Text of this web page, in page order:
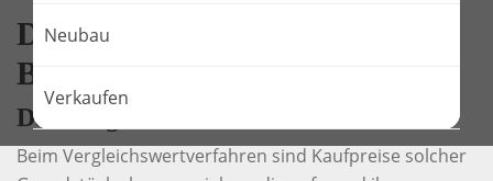
Neubau
Verkaufen
Diese möglichen
Bewertungsverfahren sind:
Das Vergleichswertverfahren
Beim Vergleichswertverfahren sind Kaufpreise solcher